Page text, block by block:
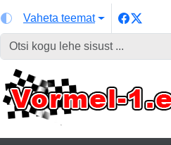
Vaheta teemat